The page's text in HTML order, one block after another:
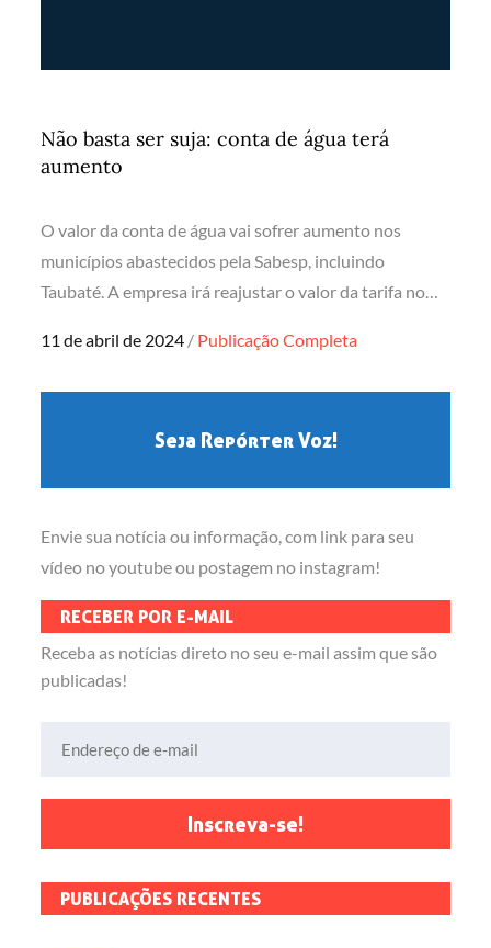
Não basta ser suja: conta de água terá
aumento
O valor da conta de água vai sofrer aumento nos
municípios abastecidos pela Sabesp, incluindo
Taubaté. A empresa irá reajustar o valor da tarifa no…
Posted
11 de abril de 2024 Publicação Completa
Seja Repórter Voz!
Envie sua notícia ou informação, com link para seu
vídeo no youtube ou postagem no instagram!
RECEBER POR E-MAIL
Receba as notícias direto no seu e-mail assim que são
publicadas!
Inscreva-se!
PUBLICAÇÕES RECENTES